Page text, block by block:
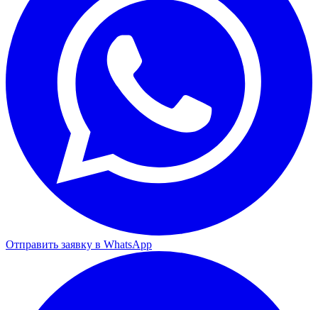
Отправить заявку в WhatsApp